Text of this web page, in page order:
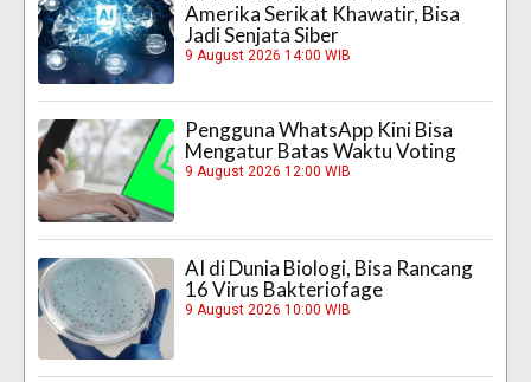
Amerika Serikat Khawatir, Bisa
Jadi Senjata Siber
9 August 2026 14:00 WIB
Pengguna WhatsApp Kini Bisa
Mengatur Batas Waktu Voting
9 August 2026 12:00 WIB
AI di Dunia Biologi, Bisa Rancang
16 Virus Bakteriofage
9 August 2026 10:00 WIB